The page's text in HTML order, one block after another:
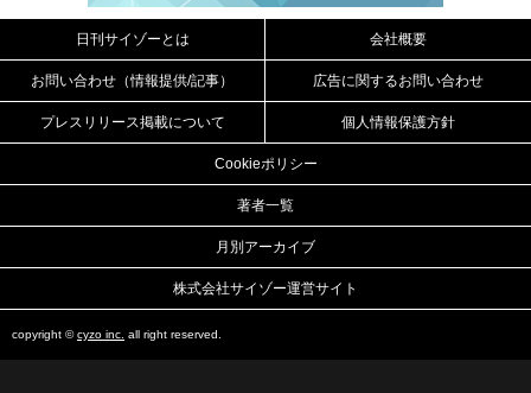
日刊サイゾーとは 会社概要
お問い合わせ（情報提供/記事） 広告に関するお問い合わせ
プレスリリース掲載について 個人情報保護方針
Cookieポリシー
著者一覧
月別アーカイブ
株式会社サイゾー運営サイト
copyright ©cyzo inc. all right reserved.